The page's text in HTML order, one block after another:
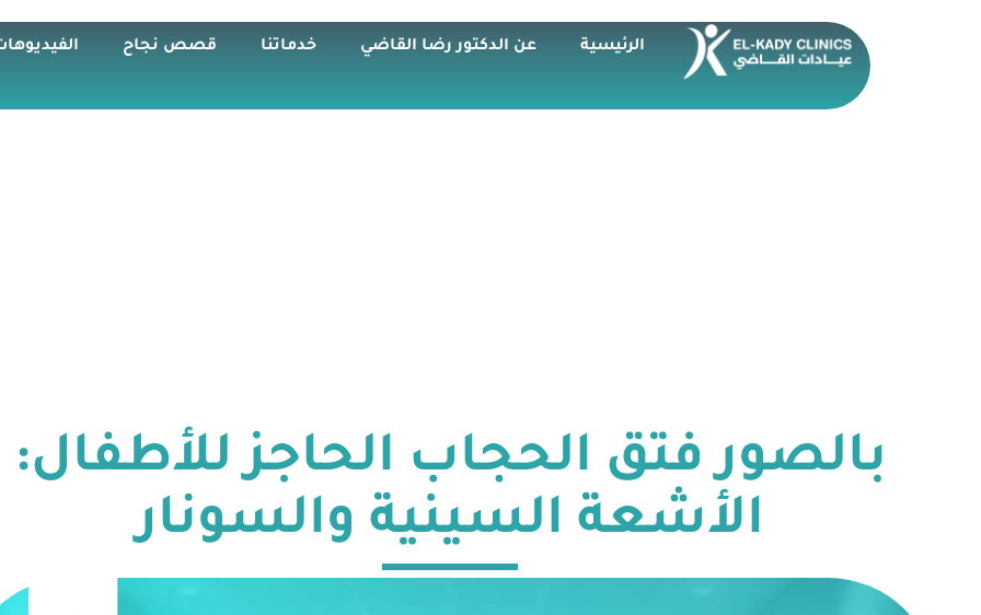
الرئيسية عن الدكتور رضا القاضي خدماتنا قصص نجاح
بالصور فتق الحجاب الحاجز للأطفال:
الأشعة السينية والسونار